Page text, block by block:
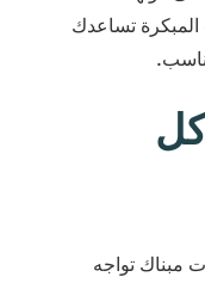
المبكرة تساعدك
مبناك تواجه